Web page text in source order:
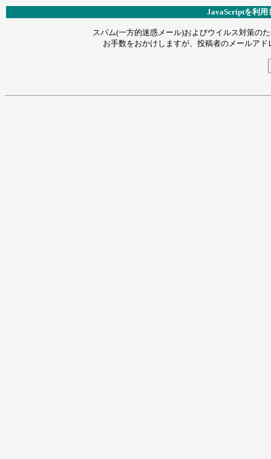
JavaScriptを利用
スパム(一方的迷惑メール)およびウイルス対策の
お手数をおかけしますが、投稿者のメールア